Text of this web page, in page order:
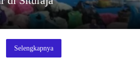
Selengkapnya